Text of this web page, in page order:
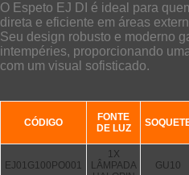
O Espeto EJ DI é ideal para
direta e eficiente em áreas
Seu design robusto e moderno
intempéries, proporcionando
com um visual sofisticado.
CÓDIGO
FONTE
DE LUZ
EJ01G100PO001
1X
LÂMPADA
GU10